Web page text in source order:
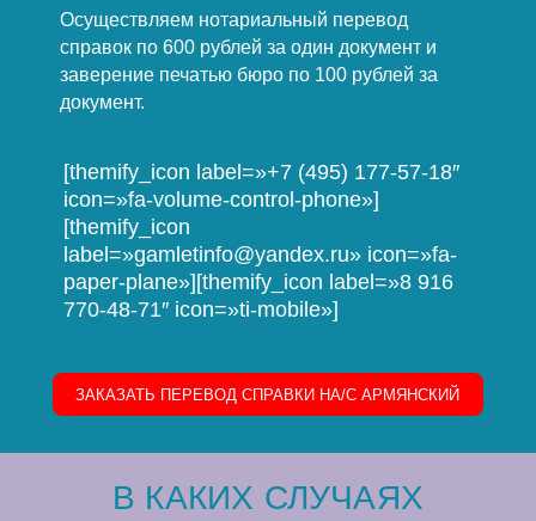
Осуществляем нотариальный перевод
справок по 600 рублей за один документ и
заверение печатью бюро по 100 рублей за
документ.
[themify_icon label=»+7 (495) 177-57-18″
icon=»fa-volume-control-phone»]
[themify_icon
label=»gamletinfo@yandex.ru» icon=»fa-
paper-plane»][themify_icon label=»8 916
770-48-71″ icon=»ti-mobile»]
ЗАКАЗАТЬ ПЕРЕВОД СПРАВКИ НА/C АРМЯНСКИЙ
В КАКИХ СЛУЧАЯХ